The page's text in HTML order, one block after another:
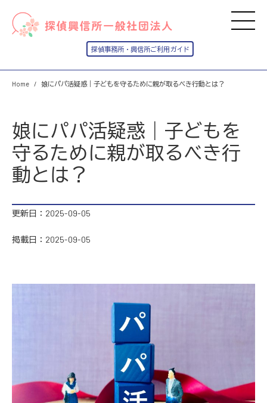
Home 娘にパパ活疑惑｜子どもを守るために親が取るべき行動とは？
娘にパパ活疑惑｜子どもを
守るために親が取るべき行
動とは？
更新日：2025-09-05
掲載日：2025-09-05